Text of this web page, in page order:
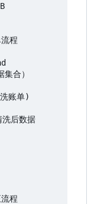
程
合）
账单)
后数据
程